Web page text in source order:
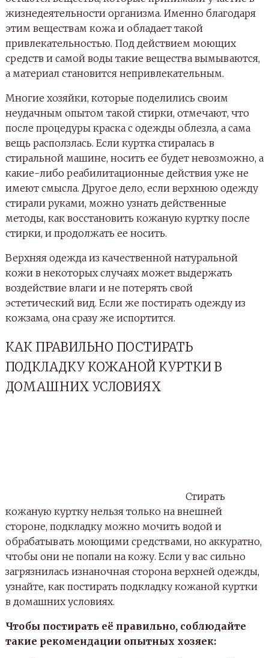
жизнедеятельности организма. Именно благодаря
этим веществам кожа и обладает такой
привлекательностью. Под действием моющих
средств и самой воды такие вещества вымываются,
а материал становится непривлекательным.
Многие хозяйки, которые поделились своим
неудачным опытом такой стирки, отмечают, что
после процедуры краска с одежды облезла, а сама
вещь расползлась. Если куртка стиралась в
стиральной машине, носить ее будет невозможно, а
какие-либо реабилитационные действия уже не
имеют смысла. Другое дело, если верхнюю одежду
стирали руками, можно узнать действенные
методы, как восстановить кожаную куртку после
стирки, и продолжать ее носить.
Верхняя одежда из качественной натуральной
кожи в некоторых случаях может выдержать
воздействие влаги и не потерять свой
эстетический вид. Если же постирать одежду из
кожзама, она сразу же испортится.
КАК ПРАВИЛЬНО ПОСТИРАТЬ
ПОДКЛАДКУ КОЖАНОЙ КУРТКИ В
ДОМАШНИХ УСЛОВИЯХ
Стирать
кожаную куртку нельзя только на внешней
стороне, подкладку можно мочить водой и
обрабатывать моющими средствами, но аккуратно,
чтобы они не попали на кожу. Если у вас сильно
загрязнилась изнаночная сторона верхней одежды,
узнайте, как постирать подкладку кожаной куртки
в домашних условиях.
Чтобы постирать её правильно, соблюдайте
такие рекомендации опытных хозяек: